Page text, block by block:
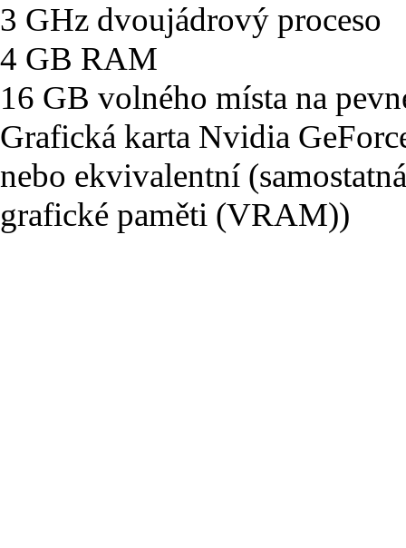
3 GHz dvoujádrový proceso
4 GB RAM
16 GB volného místa na
Grafická karta Nvidia
nebo ekvivalentní
grafické paměti (VRAM))